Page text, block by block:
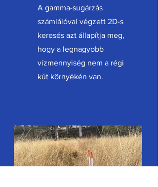
A gamma-sugárzás
számlálóval végzett 2D-s
keresés azt állapítja meg,
hogy a legnagyobb
vízmennyiség nem a régi
kút környékén van.